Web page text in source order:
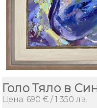
ИЗКУСТВО
Плащане
доставка
Контакти
За
Голо Тяло в
Цена: 690 € / 1 350 лв.